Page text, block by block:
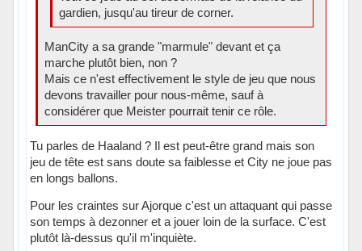
gardien, jusqu'au tireur de corner.
ManCity a sa grande "marmule" devant et ça
marche plutôt bien, non ?
Mais ce n'est effectivement le style de jeu que nous
devons travailler pour nous-même, sauf à
considérer que Meister pourrait tenir ce rôle.
Tu parles de Haaland ? Il est peut-être grand mais son
jeu de tête est sans doute sa faiblesse et City ne joue pas
en longs ballons.
Pour les craintes sur Ajorque c'est un attaquant qui passe
son temps à dezonner et a jouer loin de la surface. C'est
plutôt là-dessus qu'il m'inquiète.